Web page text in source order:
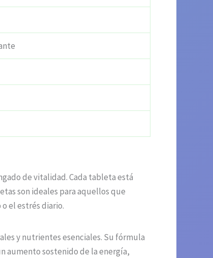
de vitalidad. Cada tableta está
son ideales para aquellos que
el estrés diario.
y nutrientes esenciales. Su fórmula
aumento sostenido de la energía,